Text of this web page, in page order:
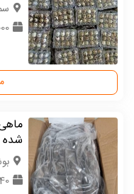
1000
شده
40 تن